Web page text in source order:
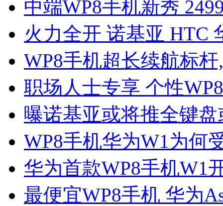
中端WP8手机新秀
火力全开 诺基亚 HTC
WP8手机超长续航标
职场人士专享 个性
曝诺基亚或将推全键
WP8手机华为W1为何
华为首款WP8手机W1
最便宜WP8手机 华为